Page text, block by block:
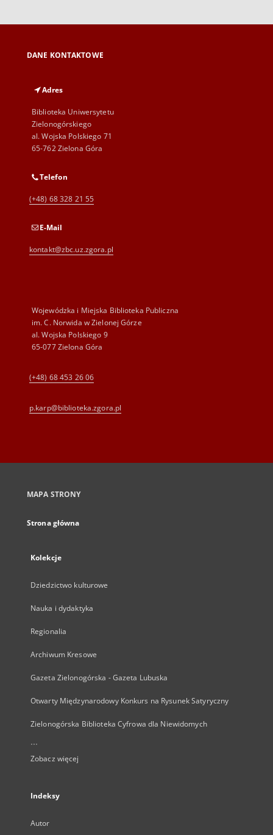
DANE KONTAKTOWE
Adres
Biblioteka Uniwersytetu
Zielonogórskiego
al. Wojska Polskiego 71
65-762 Zielona Góra
Telefon
(+48) 68 328 21 55
E-Mail
kontakt@zbc.uz.zgora.pl
Wojewódzka i Miejska Biblioteka Publiczna
im. C. Norwida w Zielonej Górze
al. Wojska Polskiego 9
65-077 Zielona Góra
(+48) 68 453 26 06
p.karp@biblioteka.zgora.pl
MAPA STRONY
Strona główna
Kolekcje
Dziedzictwo kulturowe
Nauka i dydaktyka
Regionalia
Archiwum Kresowe
Gazeta Zielonogórska - Gazeta Lubuska
Otwarty Międzynarodowy Konkurs na Rysunek Satyryczny
Zielonogórska Biblioteka Cyfrowa dla Niewidomych
...
Zobacz więcej
Indeksy
Autor